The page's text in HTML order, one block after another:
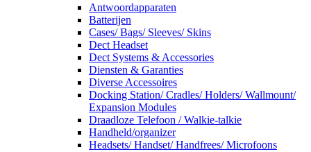
Antwoordapparaten
Batterijen
Cases/ Bags/ Sleeves/ Skins
Dect Headset
Dect Systems & Accessories
Diensten & Garanties
Diverse Accessoires
Docking Station/ Cradles/ Holders/ Wallmount/
Expansion Modules
Draadloze Telefoon / Walkie-talkie
Handheld/organizer
Headsets/ Handset/ Handfrees/ Microfoons